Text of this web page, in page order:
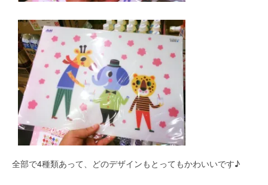
全部で4種類あって、どのデザインもとってもかわいいです♪